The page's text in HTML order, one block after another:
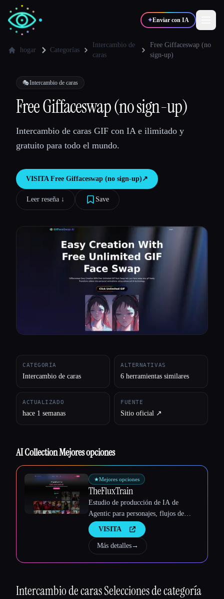
✦Enviar con IA
💻Desarrolladores 📈 Marketers
🎓Estudiantes
Blog
Todas las categorías
Esc
hogar Categorías
Intercambio de
caras
Free Giffaceswap (no
sign-up)
🎭Intercambio de caras
Free Giffaceswap (no sign-up)
Intercambio de caras GIF con IA e ilimitado y
gratuito para todo el mundo.
VISITA Free Giffaceswap (no sign-up) ↗︎
Leer reseña ↓︎ Save
CATEGORÍA
Intercambio de caras
ALTERNATIVAS
6 herramientas similares
ACTUALIZADO
hace 1 semanas
FUENTE
Sitio oficial ↗︎
AI Collection Mejores opciones
★Mejores opciones
TheFluxTrain
Estudio de producción de IA de
Agentic para personajes, flujos de
trabajo y vídeos coherentes
VISITA
Más detalles→
Intercambio de carasSelecciones de categoría